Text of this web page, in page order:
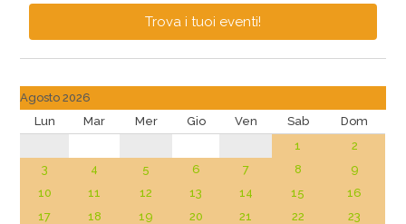
Trova i tuoi eventi!
Agosto 2026
Lun
Mar Mer Gio Ven Sab
Dom
1
2
3
4 5 6 7 8
9
10
11 12 13 14 15
16
17
18 19 20 21 22
23